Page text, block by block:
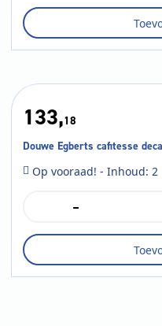
black
liquorice
25
2
aantal
133,18
Douwe Egberts cafitesse
Op vooraad! - Inhoud: 2
-
cafitesse
1.25
liter